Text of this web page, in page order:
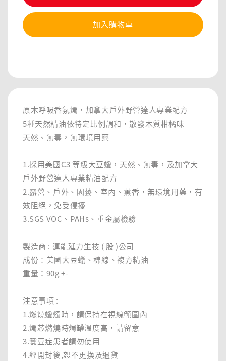
加入購物車
原木呼吸香氛燭，加拿大戶外野營達人專業配方
5種天然精油依特定比例調和，散發木質柑橘味
天然、無毒，無環境用藥
1.採用美國C3 等級大豆蠟，天然、無毒，及加拿大
戶外野營達人專業精油配方
2.露營、戶外、園藝、室內、薰香，無環境用藥，有
效阻絕，免受侵擾
3.SGS VOC、PAHs、重金屬檢驗
製造商 : 運能延力生技 ( 股 )公司
成份：美國大豆蠟、棉線、複方精油
重量：90g +-
注意事項 :
1.燃燒蠟燭時，請保持在視線範圍內
2.燭芯燃燒時燭罐溫度高，請留意
3.蠶豆症患者請勿使用
4.經開封後,恕不更換及退貨